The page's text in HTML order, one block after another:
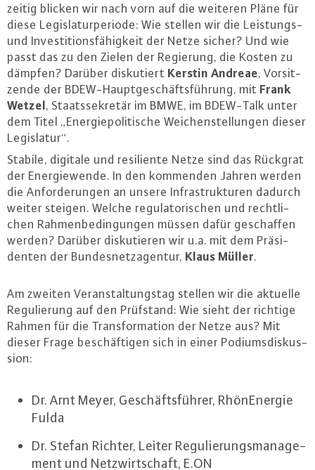
zei­tig blicken wir nach vorn auf die weiteren Pläne für
diese Le­gis­la­tur­pe­ri­ode: Wie stellen wir die Leis­tungs-
und In­ves­ti­ti­ons­fä­hig­keit der Netze sicher? Und wie
passt das zu den Zielen der Regierung, die Kosten zu
dämpfen? Darüber dis­ku­tiert Kerstin Andreae, Vor­sit­
zen­de der BDEW-Haupt­ge­schäfts­füh­rung, mit Frank
Wetzel, Staats­se­kre­tär im BMWE, im BDEW-Talk unter
dem Titel „En­er­gie­po­li­ti­sche Wei­chen­stel­lun­gen dieser
Le­gis­la­tur“.
Stabile, digitale und resi­li­en­te Netze sind das Rückgrat
der En­er­gie­wen­de. In den kommenden Jahren werden
die An­for­de­run­gen an unsere In­fra­struk­tu­ren dadurch
weiter steigen. Welche re­gu­la­to­ri­schen und recht­li­
chen Rah­men­be­din­gun­gen müssen dafür ge­schaf­fen
werden? Darüber dis­ku­tie­ren wir u.a. mit dem Prä­si­
den­ten der Bun­des­netz­agen­tur, Klaus Müller.
Am zweiten Ver­an­stal­tungs­tag stellen wir die aktuelle
Re­gu­lie­rung auf den Prüfstand: Wie sieht der richtige
Rahmen für die Trans­for­ma­ti­on der Netze aus? Mit
dieser Frage be­schäf­ti­gen sich in einer Po­di­ums­dis­kus­
si­on:
Dr. Arnt Meyer, Ge­schäfts­füh­rer, Rhö­nEner­gie
Fulda
Dr. Stefan Richter, Leiter Re­gu­lie­rungs­ma­nage­
ment und Netz­wirt­schaft, E.​ON